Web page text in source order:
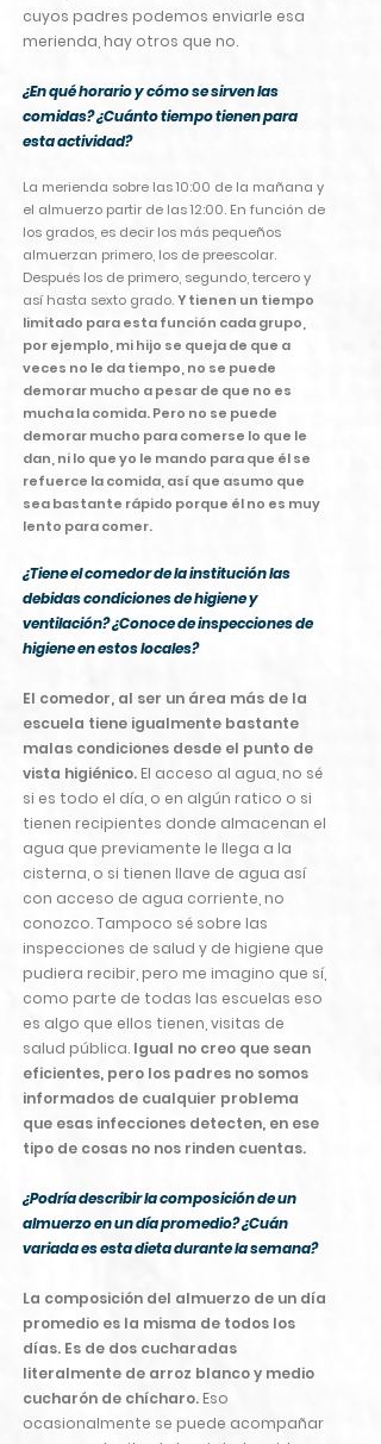
cuyos padres podemos enviarle esa
merienda, hay otros que no.
¿En qué horario y cómo se sirven las
comidas? ¿Cuánto tiempo tienen para
esta actividad?
La merienda sobre las 10:00 de la mañana y
el almuerzo partir de las 12:00. En función de
los grados, es decir los más pequeños
almuerzan primero, los de preescolar.
Después los de primero, segundo, tercero y
así hasta sexto grado.Y tienen un tiempo
limitado para esta función cada grupo,
por ejemplo, mi hijo se queja de que a
veces no le da tiempo, no se puede
demorar mucho a pesar de que no es
mucha la comida. Pero no se puede
demorar mucho para comerse lo que le
dan, ni lo que yo le mando para que él se
refuerce la comida, así que asumo que
sea bastante rápido porque él no es muy
lento para comer.
¿Tiene el comedor de la institución las
debidas condiciones de higiene y
ventilación? ¿Conoce de inspecciones de
higiene en estos locales?
El comedor, al ser un área más de la
escuela tiene igualmente bastante
malas condiciones desde el punto de
vista higiénico. El acceso al agua, no sé
si es todo el día, o en algún ratico o si
tienen recipientes donde almacenan el
agua que previamente le llega a la
cisterna, o si tienen llave de agua así
con acceso de agua corriente, no
conozco. Tampoco sé sobre las
inspecciones de salud y de higiene que
pudiera recibir, pero me imagino que sí,
como parte de todas las escuelas eso
es algo que ellos tienen, visitas de
salud pública. Igual no creo que sean
eficientes, pero los padres no somos
informados de cualquier problema
que esas infecciones detecten, en ese
tipo de cosas no nos rinden cuentas.
¿Podría describir la composición de un
almuerzo en un día promedio? ¿Cuán
variada es esta dieta durante la semana?
La composición del almuerzo de un día
promedio es la misma de todos los
días. Es de dos cucharadas
literalmente de arroz blanco y medio
cucharón de chícharo. Eso
ocasionalmente se puede acompañar